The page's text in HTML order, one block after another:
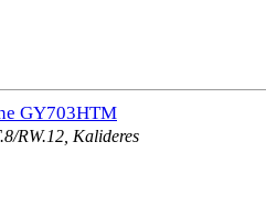
GY703HTM
RW.12, Kalideres